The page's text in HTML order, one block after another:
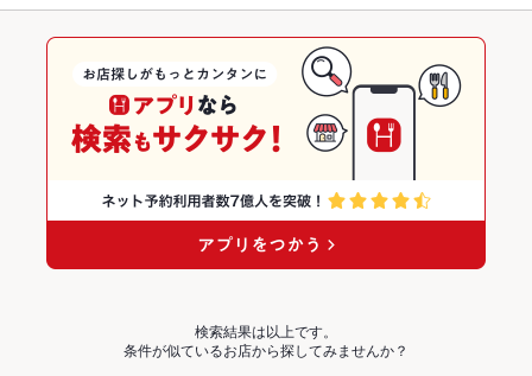
検索結果は以上です。
条件が似ているお店から探してみませんか？